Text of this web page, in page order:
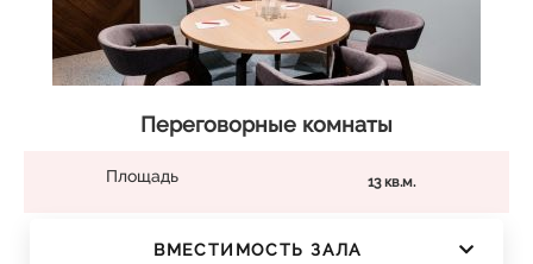
Переговорные комнаты
Площадь 13 кв.м.
ВМЕСТИМОСТЬ ЗАЛА